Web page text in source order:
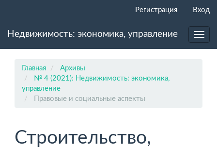
Основное
панель
Регистрация Вход
Недвижимость: экономика, управление
Главная
Архивы
№ 4 (2021): Недвижимость: экономика,
управление
Правовые и социальные аспекты
Строительство,